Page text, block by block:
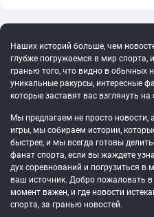
Наших историй больше, чем
глубже погружаемся в мир спорта,
гранью того, что видно в обычных
уникальные ракурсы, интересные
которые заставят вас взглянуть
Мы предлагаем не просто новости,
игры, мы собираем истории,
быстрее, и мы всегда готовы
фанат спорта, если вы жаждете
дух соревнований и погрузиться в
ваш источник. Добро пожаловать
момент важен, и где новости
спорта, за гранью новостей.